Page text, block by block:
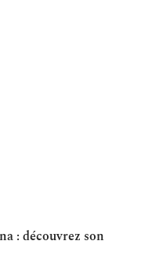
: découvrez son